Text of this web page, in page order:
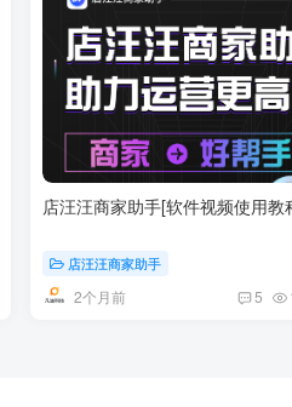
店汪汪商家助手[软件视频使用教
店汪汪商家助手
2个月前 5